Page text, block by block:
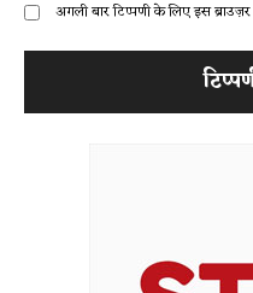
अगली बार टिप्पणी के लिए इस